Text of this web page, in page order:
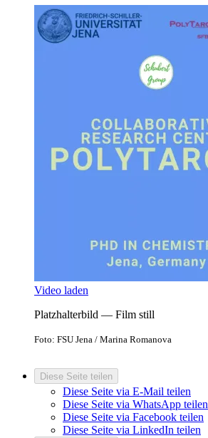
Video laden
Platzhalterbild — Film still
Foto: FSU Jena / Marina Romanova
Diese Seite teilen
Diese Seite via E-Mail teilen
Diese Seite via WhatsApp teilen
Diese Seite via Facebook teilen
Diese Seite via LinkedIn teilen